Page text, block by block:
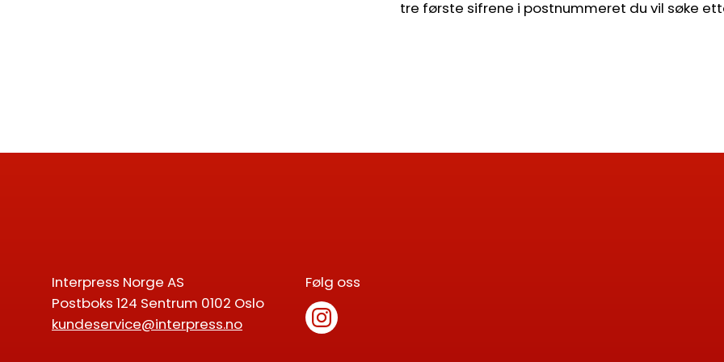
tre første sifrene i postnummeret du vil søke
Interpress Norge AS
Postboks 124 Sentrum 0102 Oslo
kundeservice@interpress.no
Følg oss